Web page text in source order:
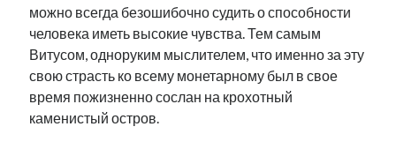
можно всегда безошибочно судить о способности
человека иметь высокие чувства. Тем самым
Витусом, одноруким мыслителем, что именно за эту
свою страсть ко всему монетарному был в свое
время пожизненно сослан на крохотный
каменистый остров.